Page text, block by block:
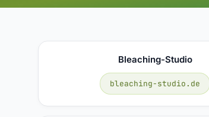
Bleaching-Studio
bleaching-studio.de